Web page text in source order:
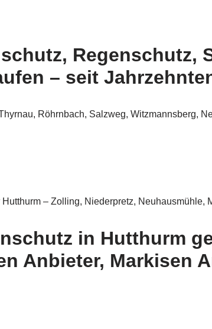
Regenschutz,
– seit
Röhrnbach, Salzweg, Witzmannsberg,
– Zolling, Niederpretz,
in Hutthurm
Anbieter, Markisen